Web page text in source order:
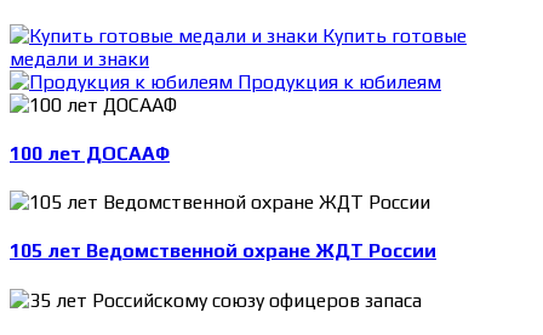
Купить готовые
медали и знаки
Продукция к юбилеям
100 лет ДОСААФ
105 лет Ведомственной охране ЖДТ России